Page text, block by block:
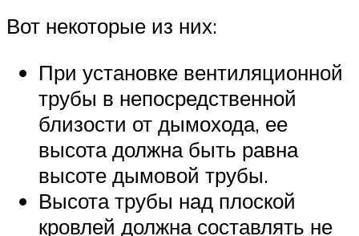
Вот некоторые из них:
При установке вентиляционной
трубы в непосредственной
близости от дымохода, ее
высота должна быть равна
высоте дымовой трубы.
Высота трубы над плоской
кровлей должна составлять не